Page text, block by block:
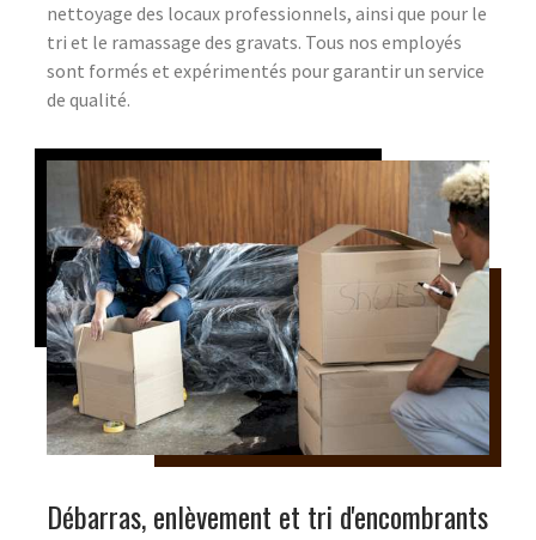
nettoyage des locaux professionnels, ainsi que pour le
tri et le ramassage des gravats. Tous nos employés
sont formés et expérimentés pour garantir un service
de qualité.
Débarras, enlèvement et tri d'encombrants